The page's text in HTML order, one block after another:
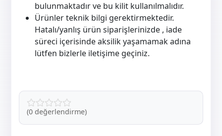
bulunmaktadır ve bu kilit kullanılmalıdır.
Ürünler teknik bilgi gerektirmektedir.
Hatalı/yanlış ürün siparişlerinizde , iade
süreci içerisinde aksilik yaşamamak adına
lütfen bizlerle iletişime geçiniz.
(0 değerlendirme)